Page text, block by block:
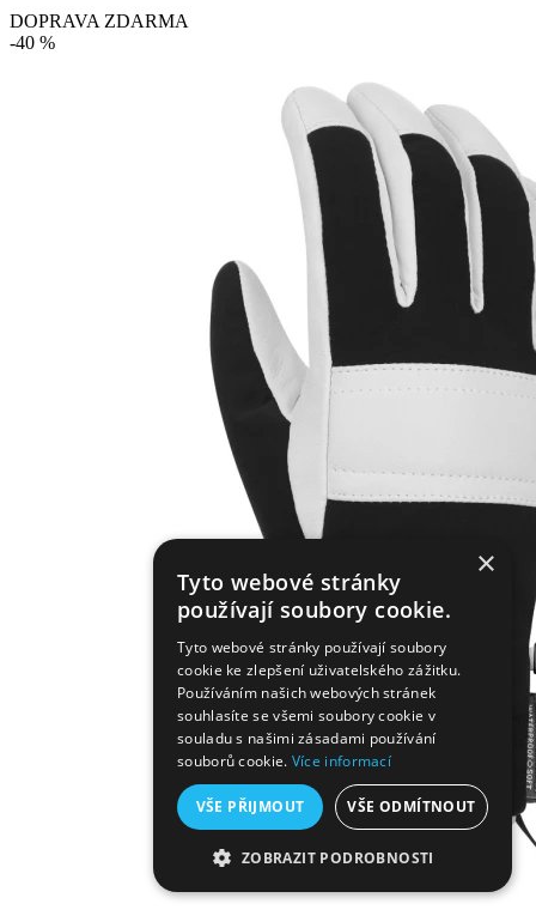
DOPRAVA ZDARMA
-40 %
×
Tyto webové stránky
používají soubory cookie.
Tyto webové stránky používají soubory
cookie ke zlepšení uživatelského zážitku.
Používáním našich webových stránek
souhlasíte se všemi soubory cookie v
souladu s našimi zásadami používání
souborů cookie. Více informací
VŠE PŘIJMOUT VŠE ODMÍTNOUT
ZOBRAZIT PODROBNOSTI
NEZBYTNĚ NUTNÉ SOUBORY